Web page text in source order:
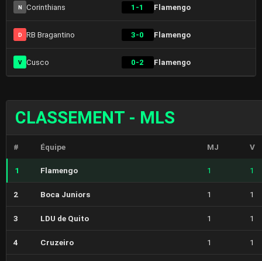
N Corinthians 1-1 Flamengo
D RB Bragantino 3-0 Flamengo
V Cusco 0-2 Flamengo
CLASSEMENT - MLS
# Équipe MJ V
1 Flamengo 1 1
2 Boca Juniors 1 1
3 LDU de Quito 1 1
4 Cruzeiro 1 1